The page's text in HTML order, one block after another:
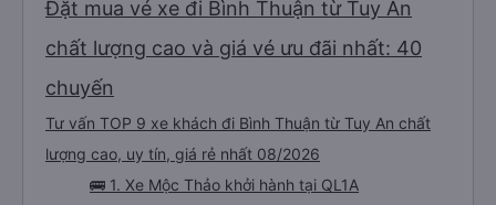
Đặt mua vé xe đi Bình Thuận từ Tuy An
chất lượng cao và giá vé ưu đãi nhất: 40
chuyến
Tư vấn TOP 9 xe khách đi Bình Thuận từ Tuy An chất
lượng cao, uy tín, giá rẻ nhất 08/2026
🚌 1. Xe Mộc Thảo khởi hành tại QL1A